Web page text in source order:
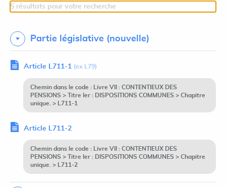
5 résultats pour votre recherche
Partie législative (nouvelle)
Article L711-1 (ex L79)
Chemin dans le code : Livre VII : CONTENTIEUX DES
PENSIONS > Titre Ier : DISPOSITIONS COMMUNES > Chapitre
unique. > L711-1
Article L711-2
Chemin dans le code : Livre VII : CONTENTIEUX DES
PENSIONS > Titre Ier : DISPOSITIONS COMMUNES > Chapitre
unique. > L711-2